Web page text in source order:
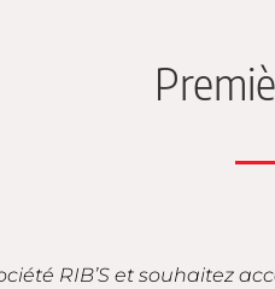
RIB’S et souhaitez